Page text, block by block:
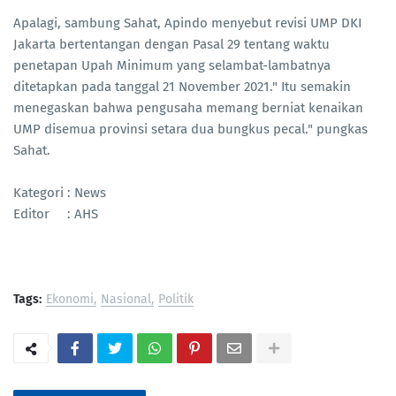
Apalagi, sambung Sahat, Apindo menyebut revisi UMP DKI
Jakarta bertentangan dengan Pasal 29 tentang waktu
penetapan Upah Minimum yang selambat-lambatnya
ditetapkan pada tanggal 21 November 2021." Itu semakin
menegaskan bahwa pengusaha memang berniat kenaikan
UMP disemua provinsi setara dua bungkus pecal." pungkas
Sahat.
Kategori : News
Editor : AHS
Tags: Ekonomi Nasional Politik